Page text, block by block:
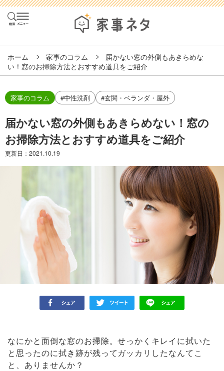
ホーム 家事のコラム
届かない窓の外側もあきらめな
い！窓のお掃除方法とおすすめ道具をご紹介
家事のコラム #中性洗剤 #玄関・ベランダ・屋外
届かない窓の外側もあきらめない！窓の
お掃除方法とおすすめ道具をご紹介
更新日： 2021.10.19
なにかと面倒な窓のお掃除。せっかくキレイに拭いた
と思ったのに拭き跡が残ってガッカリしたなんてこ
と、ありませんか？